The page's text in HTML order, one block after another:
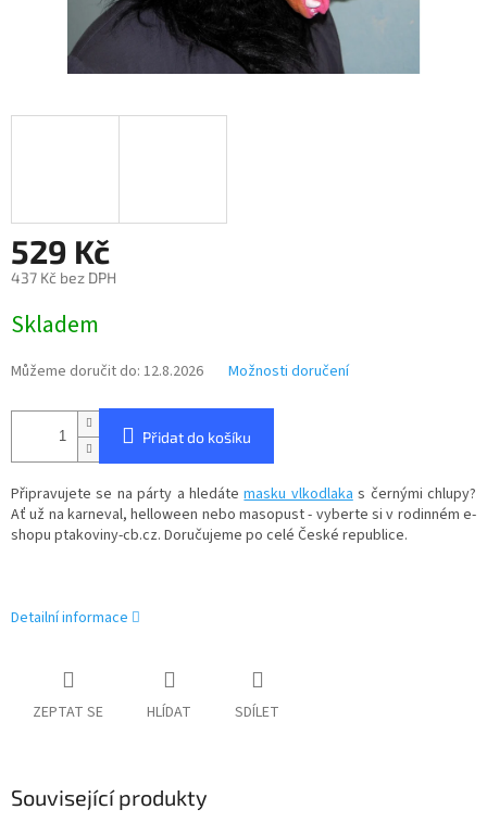
529 Kč
437 Kč bez DPH
cena:
Skladem
Můžeme doručit do: 12.8.2026 Možnosti doručení
Přidat do košíku
Připravujete se na párty a hledátemasku vlkodlakas černými chlupy?
Ať už na karneval, helloween nebo masopust - vyberte si v rodinném e-
shopu ptakoviny-cb.cz. Doručujeme po celé České republice.
Detailní informace
ZEPTAT SE HLÍDAT SDÍLET
Související produkty